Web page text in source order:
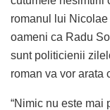
romanul lui
oameni ca Radu
sunt politicienii
roman va vor arata
“Nimic nu este mai